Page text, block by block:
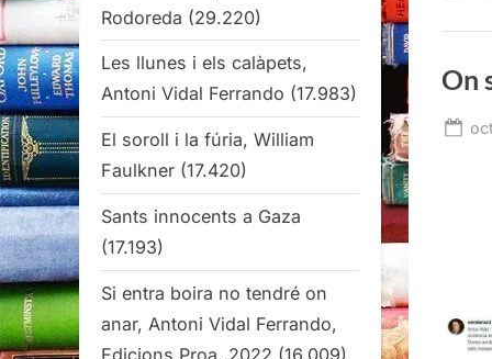
On
Rodoreda (29.220)
Les llunes i els calàpets,
Antoni Vidal Ferrando (17.983)
El soroll i la fúria, William
Faulkner (17.420)
Sants innocents a Gaza
(17.193)
Si entra boira no tendré on
anar, Antoni Vidal Ferrando,